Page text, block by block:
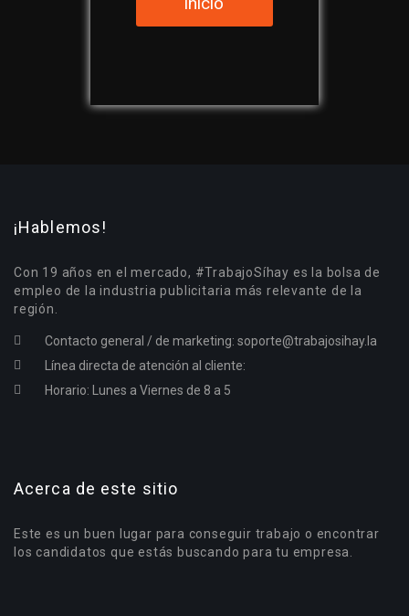
¡Hablemos!
Con 19 años en el mercado, #TrabajoSíhay es la bolsa de
empleo de la industria publicitaria más relevante de la
región.
Contacto general / de marketing: soporte@trabajosihay.la
Línea directa de atención al cliente:
Horario: Lunes a Viernes de 8 a 5
Acerca de este sitio
Este es un buen lugar para conseguir trabajo o encontrar
los candidatos que estás buscando para tu empresa.